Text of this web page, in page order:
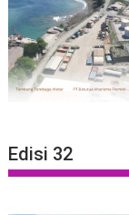
Edisi 32